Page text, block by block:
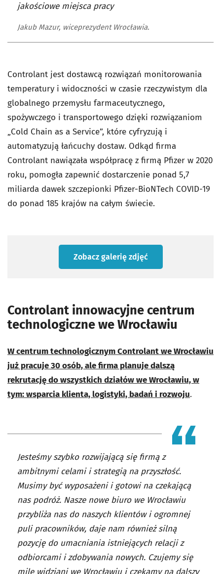
jakościowe miejsca pracy
Jakub Mazur, wiceprezydent Wrocławia.
Controlant jest dostawcą rozwiązań monitorowania
temperatury i widoczności w czasie rzeczywistym dla
globalnego przemysłu farmaceutycznego,
spożywczego i transportowego dzięki rozwiązaniom
„Cold Chain as a Service”, które cyfryzują i
automatyzują łańcuchy dostaw. Odkąd firma
Controlant nawiązała współpracę z firmą Pfizer w 2020
roku, pomogła zapewnić dostarczenie ponad 5,7
miliarda dawek szczepionki Pfizer-BioNTech COVID-19
do ponad 185 krajów na całym świecie.
Zobacz galerię zdjęć
Controlant innowacyjne centrum
technologiczne we Wrocławiu
W centrum technologicznym Controlant we Wrocławiu
już pracuje 30 osób, ale firma planuje dalszą
rekrutację do wszystkich działów we Wrocławiu, w
tym: wsparcia klienta, logistyki, badań i rozwoju.
Jesteśmy szybko rozwijającą się firmą z
ambitnymi celami i strategią na przyszłość.
Musimy być wyposażeni i gotowi na czekającą
nas podróż. Nasze nowe biuro we Wrocławiu
przybliża nas do naszych klientów i ogromnej
puli pracowników, daje nam również silną
pozycję do umacniania istniejących relacji z
odbiorcami i zdobywania nowych. Czujemy się
mile widziani we Wrocławiu i czekamy na dalszy